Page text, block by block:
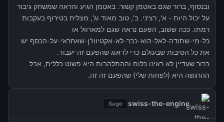
ובנסוף, ברור שגם באטמן קשור. באטמן הגיע והראה שמשחק גיבור
על יכול היות - א', רציני. ב', טוב מאוד וג', מצליח בטירוף בעקבות
רמתו. ככה ששוב, הפעם נראה שגם למארוול או
כל-מי-שתודה-לאל-הוא-כבר-לא-אקטיווז'ן-שאחראי-על-הכסף יש
את כל הסיבות שבעולם כדי לדאוג שהפעם זה יעבוד.
ברור שעדיין לא ראינו כלום וההתלהבות היא פשוט כללית, אבל
ההרגשה היא (לפחות שלי) שהפעם זה זה.
swiss-the-engine
Sage